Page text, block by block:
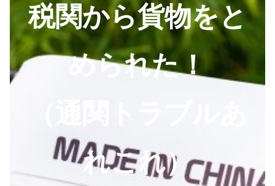
税関から貨物をと
められた！
れこれ）